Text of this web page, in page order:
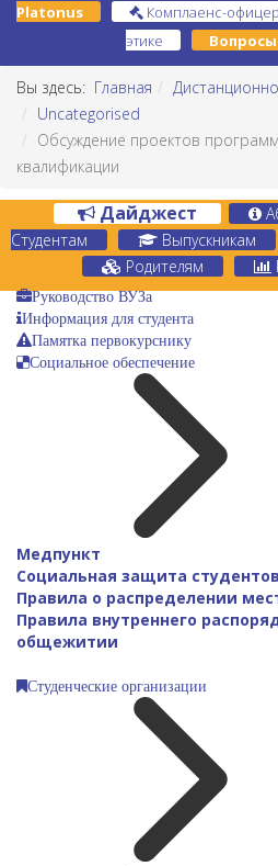
Platonus
Комплаенс-офицер
этике
Вы здесь: Главная
Uncategorised
Обсуждение проектов
квалификации
Дайджест
Студентам
Выпускникам
Родителям
Руководство ВУЗа
Информация для студента
Памятка первокурснику
Социальное обеспечение
Медпункт
Социальная защита студентов
Правила о распределении
Правила внутреннего
общежитии
Студенческие организации